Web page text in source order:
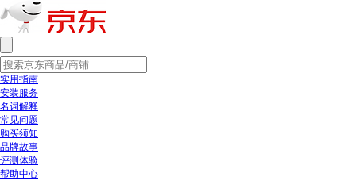
实用指南
安装服务
名词解释
常见问题
购买须知
品牌故事
评测体验
帮助中心